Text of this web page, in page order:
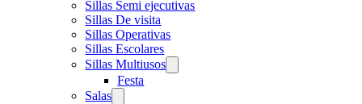
Sillas Semi ejecutivas
Sillas De visita
Sillas Operativas
Sillas Escolares
Sillas Multiusos
Festa
Salas